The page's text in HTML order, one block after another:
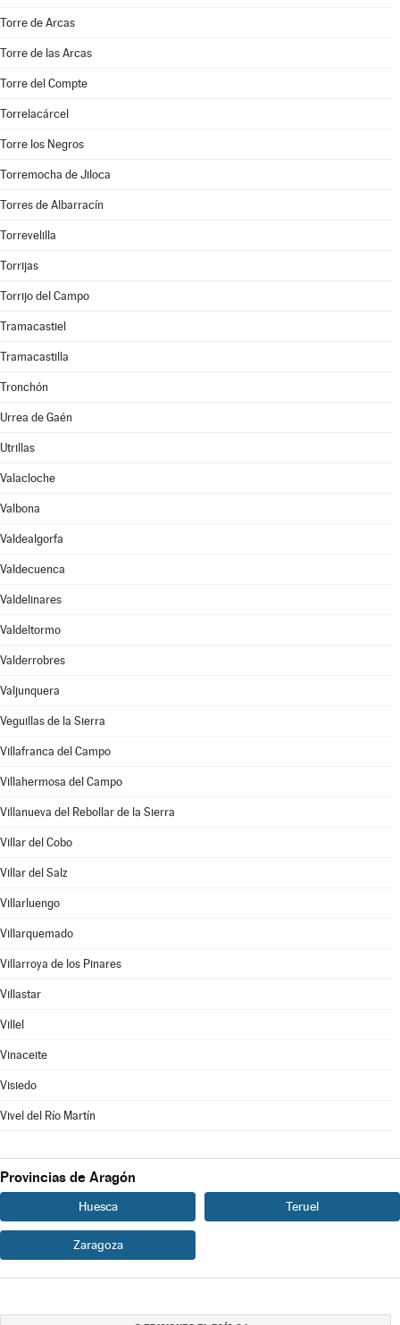
Torre de Arcas
Torre de las Arcas
Torre del Compte
Torrelacárcel
Torre los Negros
Torremocha de Jiloca
Torres de Albarracín
Torrevelilla
Torrijas
Torrijo del Campo
Tramacastiel
Tramacastilla
Tronchón
Urrea de Gaén
Utrillas
Valacloche
Valbona
Valdealgorfa
Valdecuenca
Valdelinares
Valdeltormo
Valderrobres
Valjunquera
Veguillas de la Sierra
Villafranca del Campo
Villahermosa del Campo
Villanueva del Rebollar de la Sierra
Villar del Cobo
Villar del Salz
Villarluengo
Villarquemado
Villarroya de los Pinares
Villastar
Villel
Vinaceite
Visiedo
Vivel del Río Martín
Provincias de Aragón
Huesca Teruel
Zaragoza